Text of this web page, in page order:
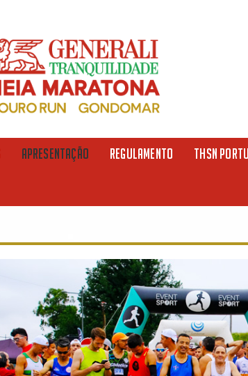
APRESENTAÇÃO REGULAMENTO THSN